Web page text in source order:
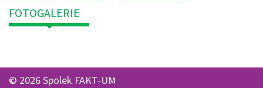
FOTOGALERIE
© 2026 Spolek FAKT-UM